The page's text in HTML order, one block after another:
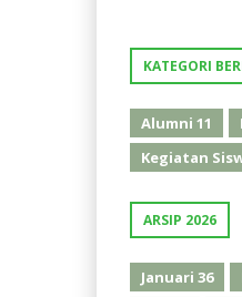
KATEGORI
Alumni 11
Kegiatan
ARSIP 2026
Januari 36